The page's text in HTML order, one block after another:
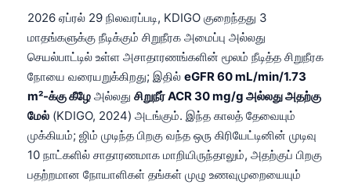
2026 ஏப்ரல் 29 நிலவரப்படி, KDIGO குறைந்தது 3
மாதங்களுக்கு நீடிக்கும் சிறுநீரக அமைப்பு அல்லது
செயல்பாட்டில் உள்ள அசாதாரணங்களின் மூலம் நீடித்த சிறுநீரக
நோயை வரையறுக்கிறது; இதில் eGFR 60 mL/min/1.73
m²-க்கு கீழே அல்லது சிறுநீர் ACR 30 mg/g அல்லது அதற்கு
மேல் (KDIGO, 2024) அடங்கும். இந்த காலத் தேவையும்
முக்கியம்; ஜிம் முடிந்த பிறகு வந்த ஒரு கிரியேட்டினின் முடிவு
10 நாட்களில் சாதாரணமாக மாறியிருந்தாலும், அதற்குப் பிறகு
பதற்றமான நோயாளிகள் தங்கள் முழு உணவுமுறையையும்